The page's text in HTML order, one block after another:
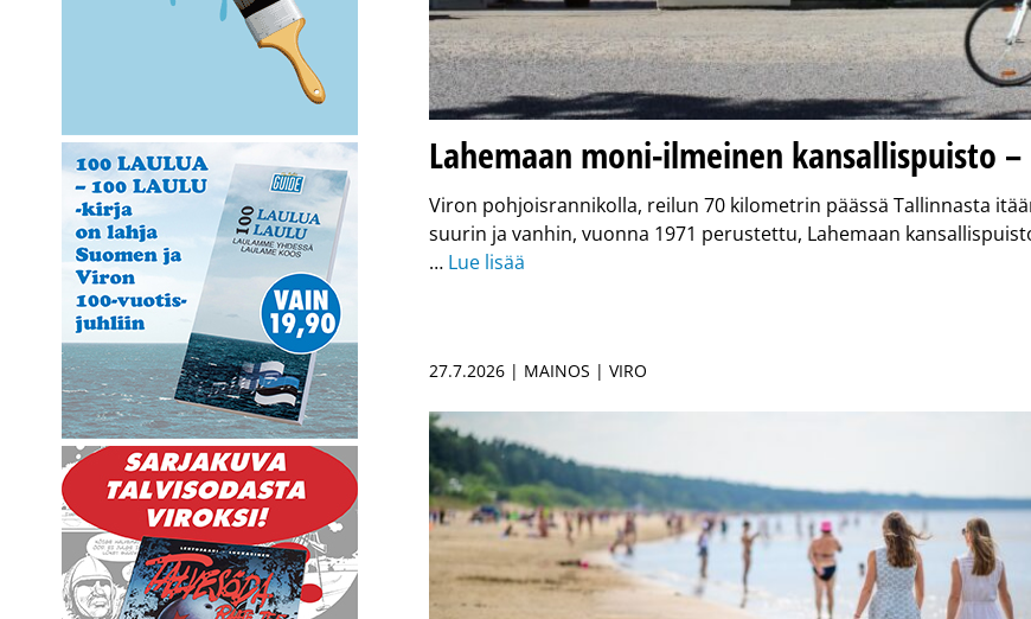
Lahemaan moni-ilmeinen kansallispuisto –
Viron pohjoisrannikolla, reilun 70 kilometrin päässä Tallinnasta
suurin ja vanhin, vuonna 1971 perustettu, Lahemaan
… Lue lisää
27.7.2026 | MAINOS | VIRO